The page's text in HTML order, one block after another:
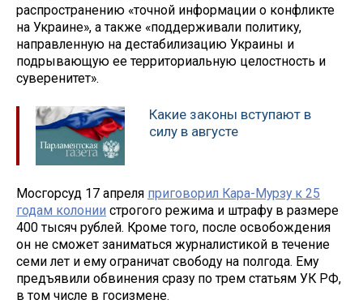
распространению «точной информации о конфликте
на Украине», а также «поддерживали политику,
направленную на дестабилизацию Украины и
подрывающую ее территориальную целостность и
суверенитет».
Какие законы вступают в
силу в августе
Мосгорсуд 17 апреля приговорил Кара-Мурзу к 25
годам колонии строгого режима и штрафу в размере
400 тысяч рублей. Кроме того, после освобождения
он не сможет заниматься журналистикой в течение
семи лет и ему ограничат свободу на полгода. Ему
предъявили обвинения сразу по трем статьям УК РФ,
в том числе в госизмене.